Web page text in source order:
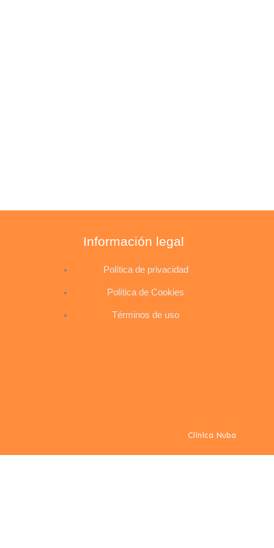
Información legal
Política de privacidad
Política de Cookies
Términos de uso
Clínica Nuba